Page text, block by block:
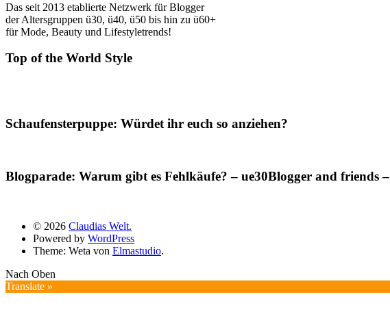
Das seit 2013 etablierte Netzwerk für Blogger
der Altersgruppen ü30, ü40, ü50 bis hin zu ü60+
für Mode, Beauty und Lifestyletrends!
Top of the World Style
Schaufensterpuppe: Würdet ihr euch so anziehen?
Blogparade: Warum gibt es Fehlkäufe? – ue30Blogger and friends –
© 2026 Claudias Welt.
Powered by WordPress
Theme: Weta von Elmastudio.
Nach Oben
Translate »